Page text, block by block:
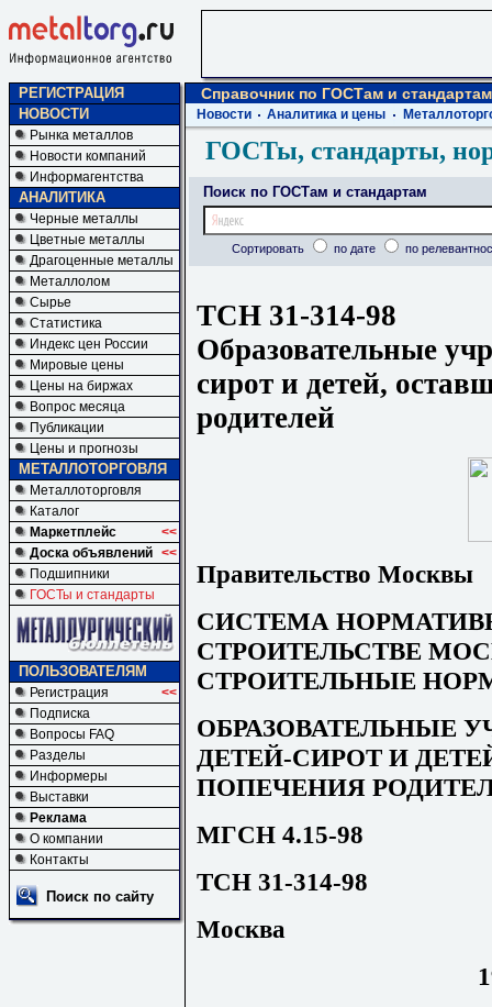
РЕГИСТРАЦИЯ
НОВОСТИ
Рынка металлов
Новости компаний
Информагентства
АНАЛИТИКА
Черные металлы
Цветные металлы
Драгоценные металлы
Металлолом
Сырье
Статистика
Индекс цен России
Мировые цены
Цены на биржах
Вопрос месяца
Публикации
Цены и прогнозы
МЕТАЛЛОТОРГОВЛЯ
Металлоторговля
Каталог
Маркетплейс
<<
Доска объявлений <<
Подшипники
ГОСТы и стандарты
ПОЛЬЗОВАТЕЛЯМ
Регистрация
<<
Подписка
Вопросы FAQ
Разделы
Информеры
Выставки
Реклама
О компании
Контакты
Поиск по сайту
Справочник по ГОСТам и стандартам
Новости Аналитика и цены
ГОСТы, стандарты,
Поиск по ГОСТам и стандартам
Сортировать по дате по
ТСН 31-314-98
Образовательные
сирот и детей,
родителей
Правительство Москвы
СИСТЕМА
СТРОИТЕЛЬСТВЕ
СТРОИТЕЛЬНЫЕ
ОБРАЗОВАТЕЛЬНЫЕ
ДЕТЕЙ-СИРОТ И
ПОПЕЧЕНИЯ
МГСН 4.15-98
ТСН 31-314-98
Москва